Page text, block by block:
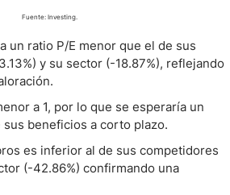
Fuente: Investing.
un ratio P/E menor que el de sus
y su sector (-18.87%), reflejando
a 1, por lo que se esperaría un
beneficios a corto plazo.
es inferior al de sus competidores
(-42.86%) confirmando una